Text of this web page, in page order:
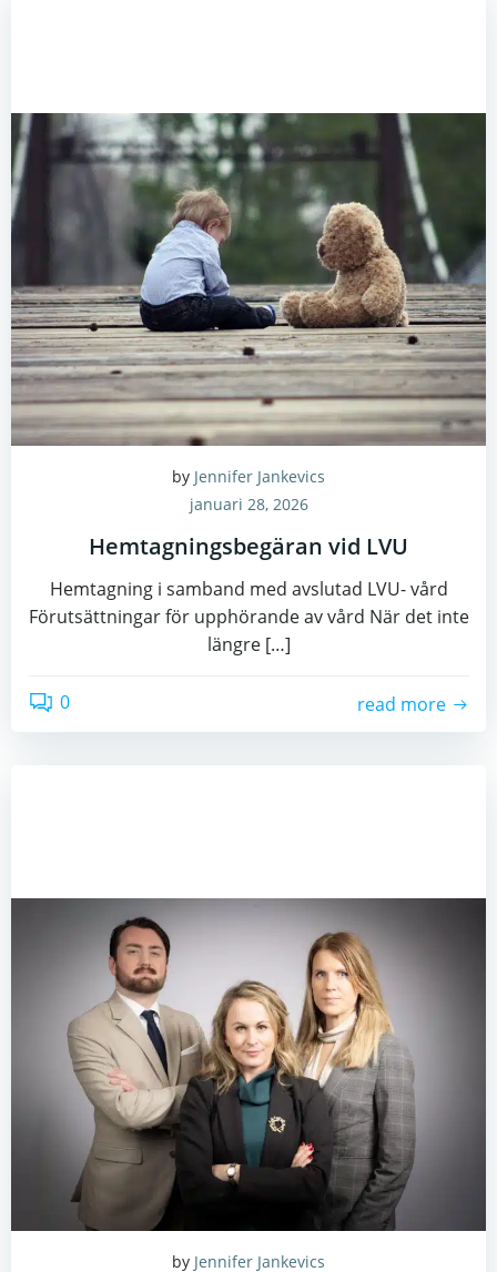
by Jennifer Jankevics
januari 28, 2026
Hemtagningsbegäran vid LVU
Hemtagning i samband med avslutad LVU- vård
Förutsättningar för upphörande av vård När det inte
längre […]
0 read more
by Jennifer Jankevics